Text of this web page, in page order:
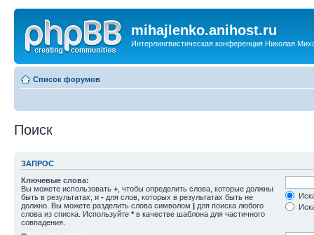
mihajlenko.anihost.ru
Интерлингвистическая конференция Николая
Список форумов
Поиск
ЗАПРОС
Ключевые слова:
Вы можете использовать + , чтобы определить слова, которые должны
быть в результатах, и - для слов, которых в результатах быть не
должно. Вы можете разделить слова символом | для поиска любого
слова из списка. Используйте * в качестве шаблона для частичного
совпадения.